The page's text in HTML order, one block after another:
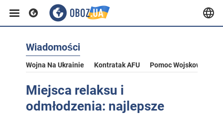
Wiadomości
Wojna Na Ukrainie Kontratak AFU Pomoc Wojskowa Dla
Miejsca relaksu i
odmłodzenia: najlepsze